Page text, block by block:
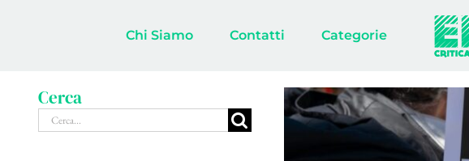
Chi Siamo Contatti Categorie
Cerca
Cerca
per: